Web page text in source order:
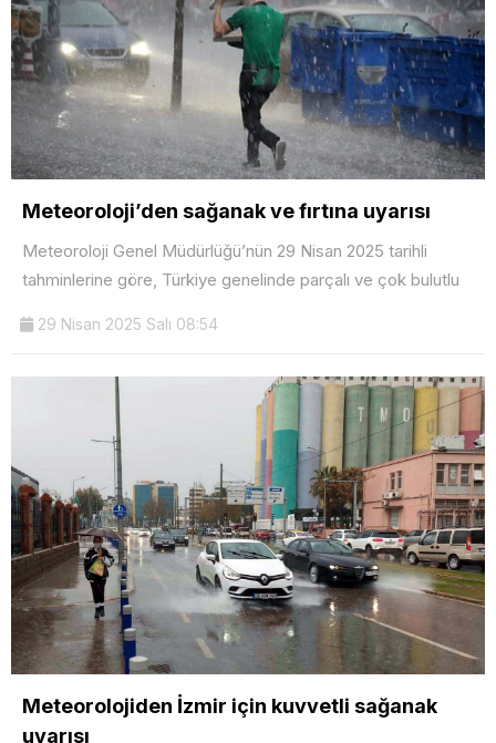
Meteoroloji’den sağanak ve fırtına uyarısı
Meteoroloji Genel Müdürlüğü’nün 29 Nisan 2025 tarihli
tahminlerine göre, Türkiye genelinde parçalı ve çok bulutlu
29 Nisan 2025 Salı 08:54
Meteorolojiden İzmir için kuvvetli sağanak
uyarısı